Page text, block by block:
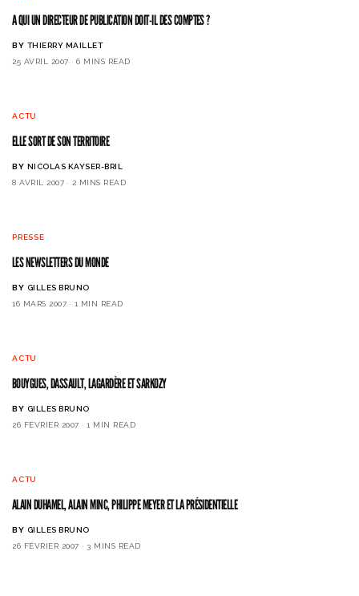
A QUI UN DIRECTEUR DE PUBLICATION DOIT-IL DES COMPTES ?
BY THIERRY MAILLET
25 AVRIL 2007
6 MINS READ
ACTU
ELLE SORT DE SON TERRITOIRE
BY NICOLAS KAYSER-BRIL
8 AVRIL 2007
2 MINS READ
PRESSE
LES NEWSLETTERS DU MONDE
BY GILLES BRUNO
16 MARS 2007
1 MIN READ
ACTU
BOUYGUES, DASSAULT, LAGARDÈRE ET SARKOZY
BY GILLES BRUNO
26 FÉVRIER 2007
1 MIN READ
ACTU
ALAIN DUHAMEL, ALAIN MINC, PHILIPPE MEYER ET LA PRÉSIDENTIELLE
BY GILLES BRUNO
26 FÉVRIER 2007
3 MINS READ